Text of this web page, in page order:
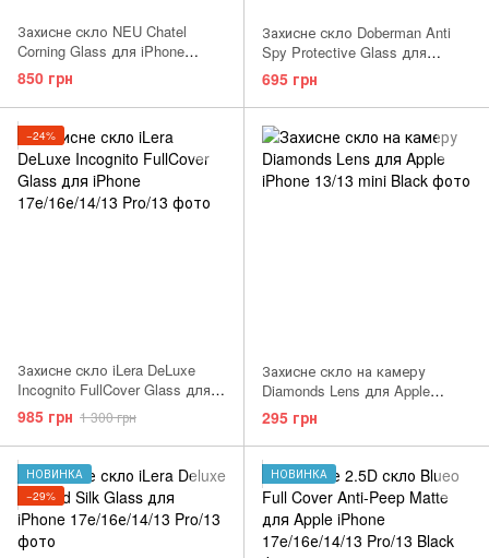
Захисне скло NEU Chatel
Corning Glass для iPhone
17e/16е/14/13 Pro/13 Black
850 грн
Захисне скло Doberman Anti
Spy Protective Glass для
iPhone 17e/16е/14/13 Pro/13
Black
695 грн
−24%
Захисне скло iLera DeLuxe
Incognito FullCover Glass для
iPhone 17e/16е/14/13 Pro/13
985 грн 1 300 грн
Захисне скло на камеру
Diamonds Lens для Apple
iPhone 13/13 mini Black
295 грн
НОВИНКА
−29%
НОВИНКА